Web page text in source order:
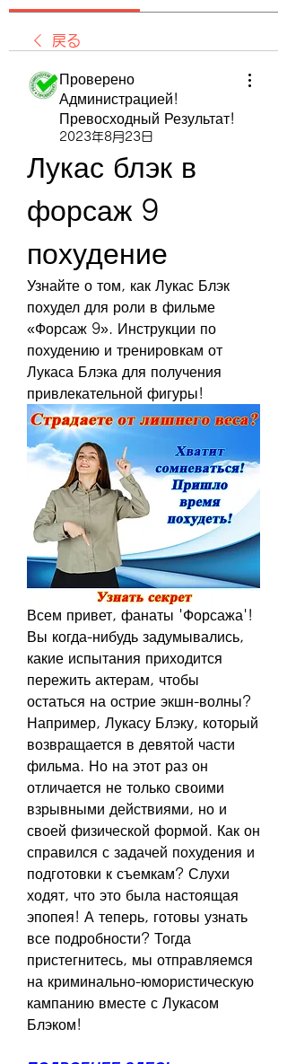
戻る
Проверено
Администрацией!
Превосходный Результат!
2023年8月23日
Лукас блэк в
форсаж 9
похудение
Узнайте о том, как Лукас Блэк
похудел для роли в фильме
«Форсаж 9». Инструкции по
похудению и тренировкам от
Лукаса Блэка для получения
привлекательной фигуры!
Всем привет, фанаты 'Форсажа'!
Вы когда-нибудь задумывались,
какие испытания приходится
пережить актерам, чтобы
остаться на острие экшн-волны?
Например, Лукасу Блэку, который
возвращается в девятой части
фильма. Но на этот раз он
отличается не только своими
взрывными действиями, но и
своей физической формой. Как он
справился с задачей похудения и
подготовки к съемкам? Слухи
ходят, что это была настоящая
эпопея! А теперь, готовы узнать
все подробности? Тогда
пристегнитесь, мы отправляемся
на криминально-юмористическую
кампанию вместе с Лукасом
Блэком!